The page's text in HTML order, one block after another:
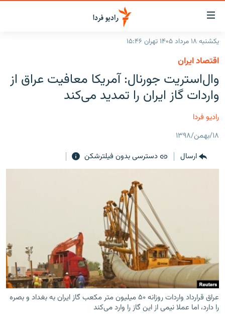
لینک‌های
قابلیت
دسترسی
بازگشت
منوی
اصلی
رفتن
به
صفحه
ایران
جهان
فرکانس‌ها
پادکست
چندرسانه‌ای
گزارش‌های تصویری
زنان فردا
زبان‌های دیگر
یکشنبه ۱۸ مرداد ۱۴۰۵ تهران ۱۵:۴۶
اقتصاد ایران
وال‌استریت جورنال: آمریکا معافیت‌ عراق از
واردات گاز ایران را تمدید می‌کند
رادیو فردا
۱۸/بهمن/۱۳۹۸
ارسال
دسترسی بدون فیلترشکن
عراق قرارداد واردات روزانه ۵۰ میلیون متر مکعب گاز ایران به بغداد و بصره
را دارد، اما عملا نیمی از این گاز را وارد می‌کند